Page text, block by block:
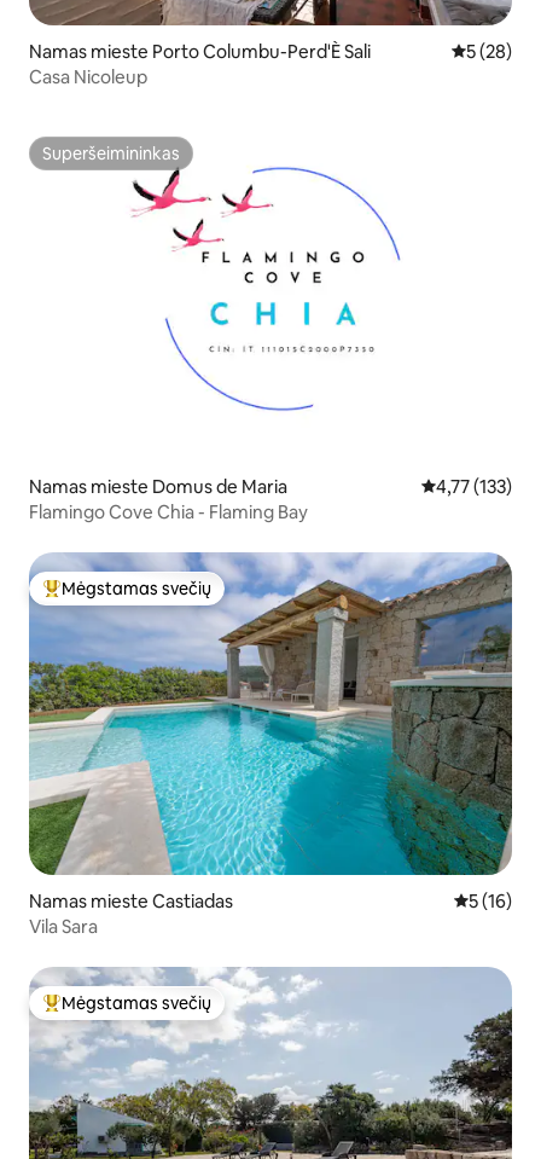
Namas mieste Porto Columbu-Perd'È Sali Vidutinis
5 (28)
Casa Nicoleup
Superšeimininkas
Superšeimininkas
Namas mieste Domus de Maria Vidutinis
4,77 (133)
Flamingo Cove Chia - Flaming Bay
Svečių mėgstamiausias
Mėgstamas svečių
Namas mieste Castiadas Vidutinis
5 (16)
Vila Sara
Svečių mėgstamiausias
Mėgstamas svečių